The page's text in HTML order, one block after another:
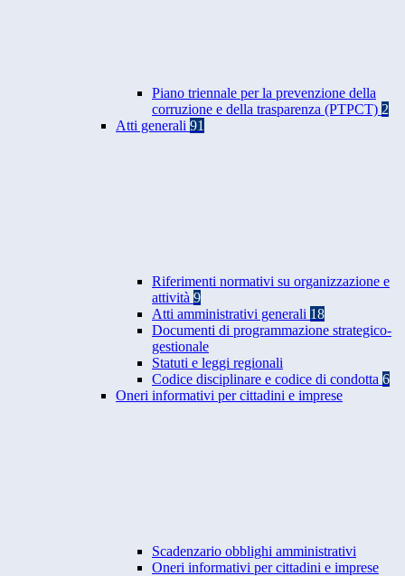
Piano triennale per la prevenzione della
corruzione e della trasparenza (PTPCT) 2
Atti generali 91
Riferimenti normativi su organizzazione e
attività 9
Atti amministrativi generali 18
Documenti di programmazione strategico-
gestionale
Statuti e leggi regionali
Codice disciplinare e codice di condotta 6
Oneri informativi per cittadini e imprese
Scadenzario obblighi amministrativi
Oneri informativi per cittadini e imprese